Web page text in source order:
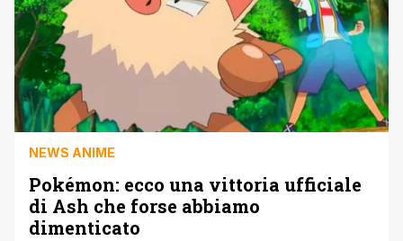
NEWS ANIME
Pokémon: ecco una vittoria ufficiale
di Ash che forse abbiamo
dimenticato